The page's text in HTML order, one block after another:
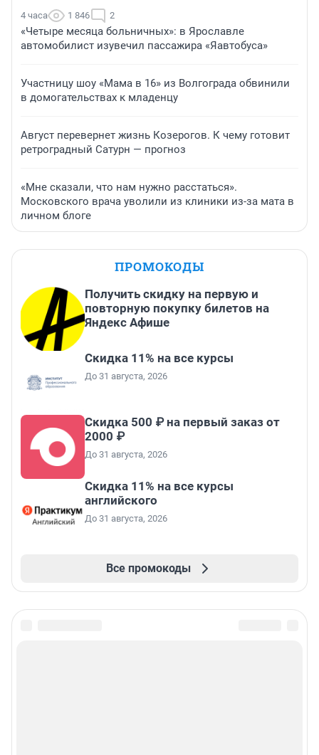
4 часа 1 846 2
«Четыре месяца больничных»: в Ярославле
автомобилист изувечил пассажира «Яавтобуса»
Участницу шоу «Мама в 16» из Волгограда обвинили
в домогательствах к младенцу
Август перевернет жизнь Козерогов. К чему готовит
ретроградный Сатурн — прогноз
«Мне сказали, что нам нужно расстаться».
Московского врача уволили из клиники из-за мата в
личном блоге
ПРОМОКОДЫ
Получить скидку на первую и
повторную покупку билетов на
Яндекс Афише
Скидка 11% на все курсы
До 31 августа, 2026
Скидка 500 ₽ на первый заказ от
2000 ₽
До 31 августа, 2026
Скидка 11% на все курсы
английского
До 31 августа, 2026
Все промокоды